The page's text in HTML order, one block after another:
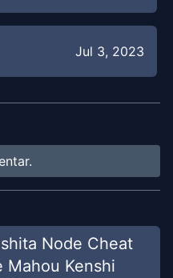
Jul 3, 2023
Jul 2, 2023
Jul 1, 2023
Node Cheat
Mahou Kenshi